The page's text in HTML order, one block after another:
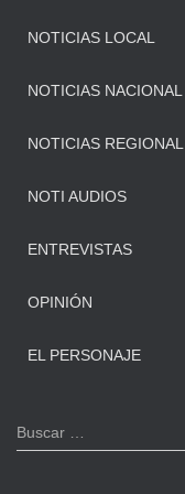
NOTICIAS LOCAL
NOTICIAS NACIONAL
NOTICIAS REGIONAL
NOTI AUDIOS
ENTREVISTAS
OPINIÓN
EL PERSONAJE
B
u
Buscar …